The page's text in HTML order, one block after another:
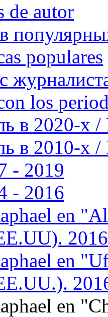
de autor
populares
los
в 2020-х /
в 2010-х /
- 2019
- 2016
en
2016
en
en